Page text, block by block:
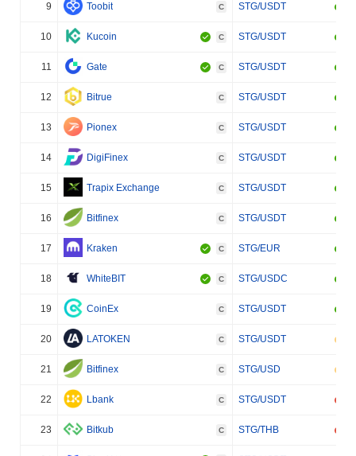
9 Toobit C STG/USDT
10 Kucoin C STG/USDT
11 Gate C STG/USDT
12 Bitrue C STG/USDT
13 Pionex C STG/USDT
14 DigiFinex C STG/USDT
15 Trapix Exchange C STG/USDT
16 Bitfinex C STG/USDT
17 Kraken C STG/EUR
18 WhiteBIT C STG/USDC
19 CoinEx C STG/USDT
20 LATOKEN C STG/USDT
21 Bitfinex C STG/USD
22 Lbank C STG/USDT
23 Bitkub C STG/THB